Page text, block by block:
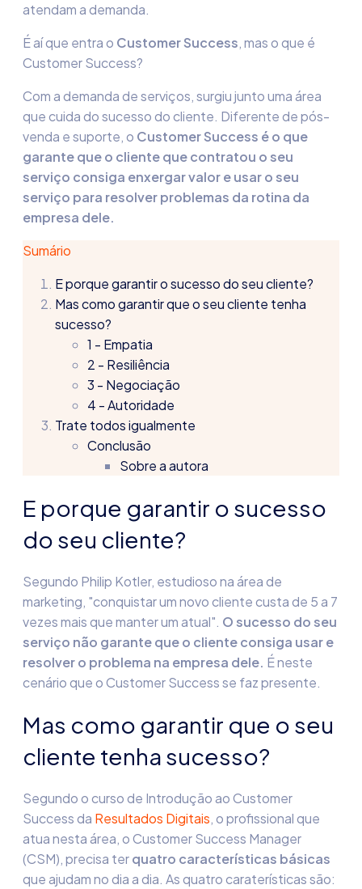
atendam a demanda.
É aí que entra o CustomerSuccess, mas o que é
Customer Success?
Com a demanda de serviços, surgiu junto uma área
que cuida do sucesso do cliente. Diferente de pós-
venda e suporte, o Customer Success é o que
garante que o cliente que contratou o seu
serviço consiga enxergar valor e usar o seu
serviço para resolver problemas da rotina da
empresa dele.
Sumário
E porque garantir o sucesso do seu cliente?
Mas como garantir que o seu cliente tenha
sucesso?
1 - Empatia
2 - Resiliência
3 - Negociação
4 - Autoridade
Trate todos igualmente
Conclusão
Sobre a autora
E porque garantir o sucesso
do seu cliente?
Segundo Philip Kotler, estudioso na área de
marketing, "conquistar um novo cliente custa de 5 a 7
vezes mais que manter um atual". O sucesso do seu
serviço não garante que o cliente consiga usar e
resolver o problema na empresa dele. É neste
cenário que o Customer Success se faz presente.
Mas como garantir que o seu
cliente tenha sucesso?
Segundo o curso de Introdução ao Customer
Success da Resultados Digitais, o profissional que
atua nesta área, o Customer Success Manager
(CSM), precisa terquatro características básicas
que ajudam no dia a dia. As quatro caraterísticas são: